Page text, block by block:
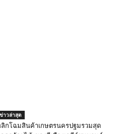
ข่าวล่าสุด
กโฉมสินค้าเกษตรนครปฐมรวมสุด